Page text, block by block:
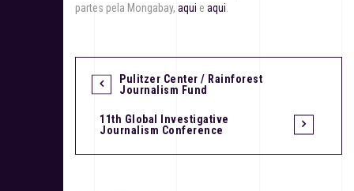
partes pela Mongabay, aqui e aqui
N
Pulitzer Center / Rainforest
Journalism Fund
11th Global Investigative
Journalism Conference